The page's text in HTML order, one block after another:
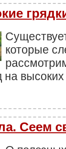
которые
на
Сеем